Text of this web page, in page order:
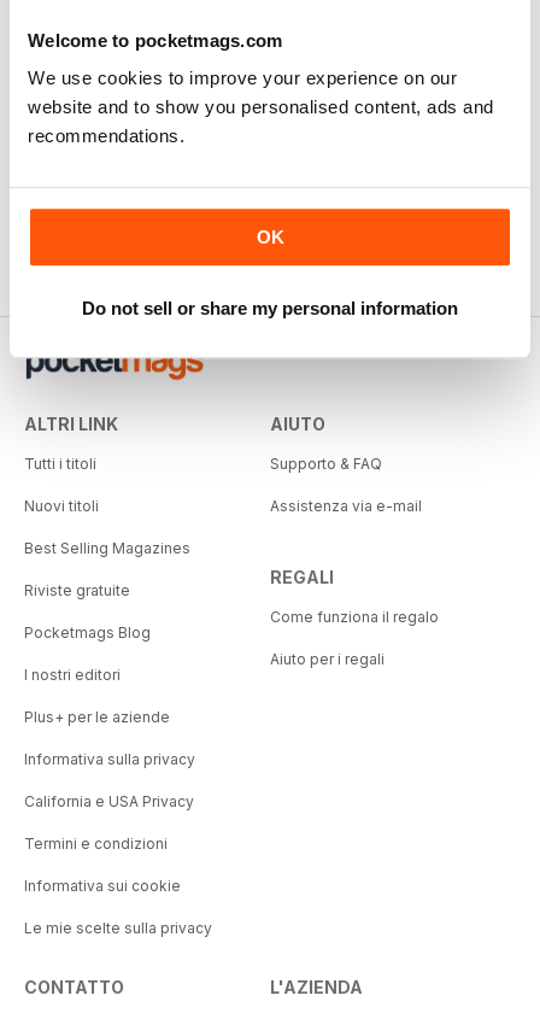
Welcome to pocketmags.com
We use cookies to improve your experience on our
website and to show you personalised content, ads and
recommendations.
OK
Do not sell or share my personal information
ALTRI LINK
Tutti i titoli
Nuovi titoli
Best Selling Magazines
Riviste gratuite
Pocketmags Blog
I nostri editori
Plus+ per le aziende
Informativa sulla privacy
California e USA Privacy
Termini e condizioni
Informativa sui cookie
Le mie scelte sulla privacy
AIUTO
Supporto & FAQ
Assistenza via e-mail
REGALI
Come funziona il regalo
Aiuto per i regali
CONTATTO L'AZIENDA